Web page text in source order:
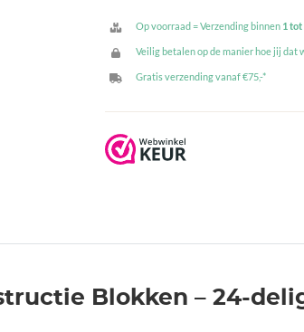
-
24-
Op voorraad = Verzending binnen 1
Veilig betalen op de manier hoe jij dat
Gratis verzending vanaf €75,-*
Blokken – 24-